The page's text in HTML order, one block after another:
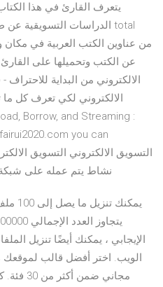
يتعرف القارئ في هذا
عن الكتب وتحميلها على
الالكتروني من البداية
الالكتروني لكي تعرف كل
you can
الإيجابي ، يمكنك أيضًا تنزيل
مجاني